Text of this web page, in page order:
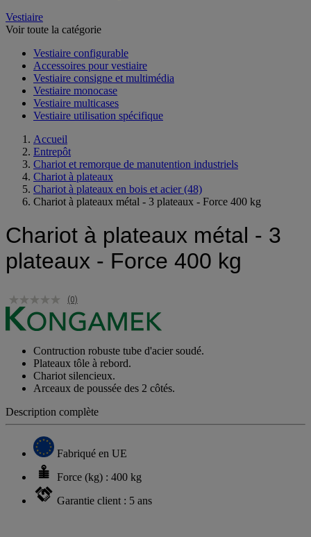
Vestiaire
Voir toute la catégorie
Vestiaire configurable
Accessoires pour vestiaire
Vestiaire consigne et multimédia
Vestiaire monocase
Vestiaire multicases
Vestiaire utilisation spécifique
Accueil
Entrepôt
Chariot et remorque de manutention industriels
Chariot à plateaux
Chariot à plateaux en bois et acier (48)
Chariot à plateaux métal - 3 plateaux - Force 400 kg
Chariot à plateaux métal - 3
plateaux - Force 400 kg
(0)
Contruction robuste tube d'acier soudé.
Plateaux tôle à rebord.
Chariot silencieux.
Arceaux de poussée des 2 côtés.
Description complète
Fabriqué en UE
Force (kg) : 400 kg
Garantie client : 5 ans